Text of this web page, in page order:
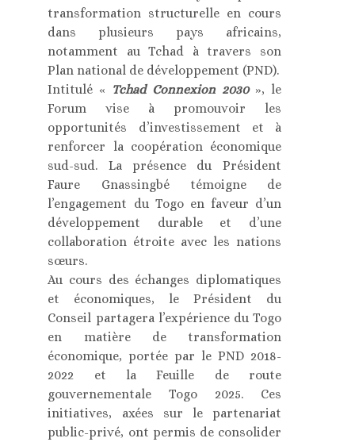
transformation structurelle en cours
dans plusieurs pays africains,
notamment au Tchad à travers son
Plan national de développement (PND).
Intitulé « Tchad Connexion 2030 », le
Forum vise à promouvoir les
opportunités d’investissement et à
renforcer la coopération économique
sud-sud. La présence du Président
Faure Gnassingbé témoigne de
l’engagement du Togo en faveur d’un
développement durable et d’une
collaboration étroite avec les nations
sœurs.
Au cours des échanges diplomatiques
et économiques, le Président du
Conseil partagera l’expérience du Togo
en matière de transformation
économique, portée par le PND 2018-
2022 et la Feuille de route
gouvernementale Togo 2025. Ces
initiatives, axées sur le partenariat
public-privé, ont permis de consolider